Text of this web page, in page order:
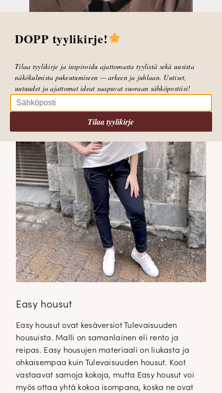
Easy housut
Easy housut ovat kesäversiot Tulevaisuuden
housuista. Malli on samanlainen eli rento ja
reipas. Easy housujen materiaali on liukasta ja
ohkaisempaa kuin Tulevaisuuden housut. Koot
vastaavat samoja kokoja, mutta Easy housut voi
myös ottaa yhtä kokoa isompana, koska ne ovat
DOPP tyylikirje!
Tilaa tyylikirje ja inspiroidu ajattomasta tyylistä sekä uusista
näkökulmista pukeutumiseen — arkeen ja juhlaan. Uutiset,
uutuudet ja ajattomat ideat saapuvat suoraan sähköpostiisi!
Tilaa tyylikirje